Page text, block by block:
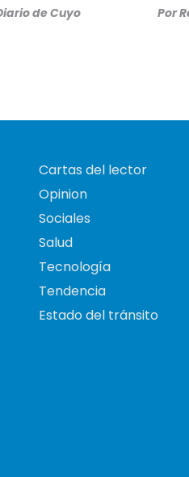
de Cuyo Por
Cartas del lector
Opinion
Sociales
Salud
Tecnología
Tendencia
Estado del tránsito